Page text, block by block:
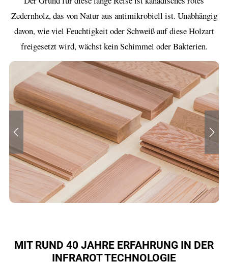
Zedernholz, das von Natur aus antimikrobiell ist. Unabhängig
davon, wie viel Feuchtigkeit oder Schweiß auf diese Holzart
freigesetzt wird, wächst kein Schimmel oder Bakterien.
MIT RUND 40 JAHRE ERFAHRUNG IN DER
INFRAROT TECHNOLOGIE